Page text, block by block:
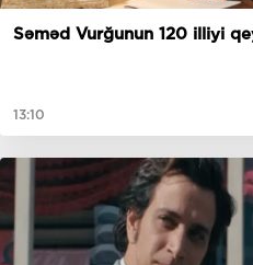
Səməd Vurğunun 120 illiyi
13:10